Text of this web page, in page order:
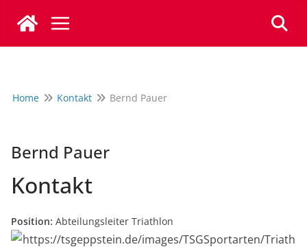
Inhalt
springen
Home Kontakt Bernd Pauer
Bernd Pauer
Kontakt
Position: Abteilungsleiter Triathlon